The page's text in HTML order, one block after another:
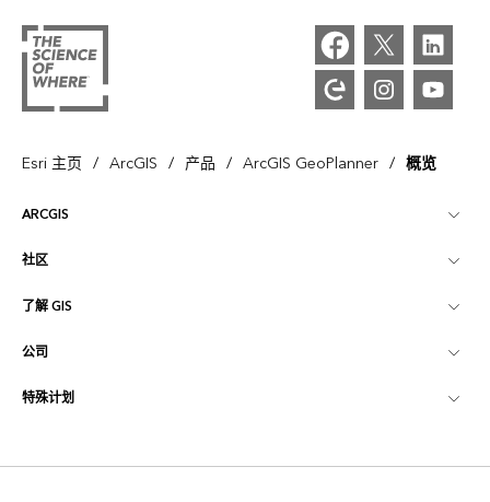
Esri 主页 / ArcGIS / 产品 / ArcGIS GeoPlanner / 概览
ARCGIS
ArcGIS 概览
制图
ArcGIS Online
社区
Esri 社区
ArcGIS 博客
用户研究和测试
了解 GIS
什么是 GIS？
位置智能
培训
公司
关于 Esri
特殊计划